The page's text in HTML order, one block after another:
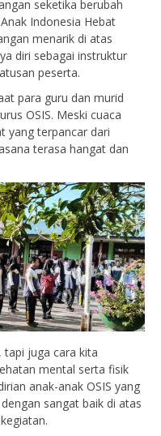
seketika berubah
Indonesia Hebat
menarik di atas
diri sebagai instruktur
peserta.
para guru dan murid
OSIS. Meski cuaca
yang terpancar dari
terasa hangat dan
tapi juga cara kita
mental serta fisik
anak-anak OSIS yang
sangat baik di atas